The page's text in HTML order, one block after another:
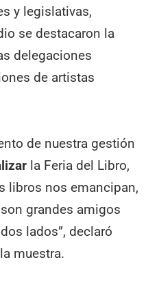
y legislativas,
se destacaron la
delegaciones
de artistas
de nuestra gestión
la Feria del Libro,
libros nos emancipan,
grandes amigos
lados”, declaró
muestra.